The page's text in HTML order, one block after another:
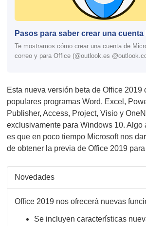
Pasos para saber crear una
Te mostramos cómo crear una cuenta de
correo y para Office (@outlook.es
Esta nueva versión beta de Office 2019
populares programas Word, Excel,
Publisher, Access, Project, Visio y
exclusivamente para Windows 10. Algo
es que en poco tiempo Microsoft nos
de obtener la previa de Office 2019
Novedades
Office 2019 nos ofrecerá nuevas
Se incluyen características